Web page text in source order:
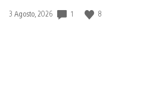
Data
3 Agosto, 2026 1 8